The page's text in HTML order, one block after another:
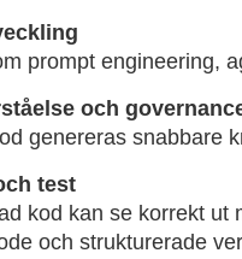
prompt engineering,
och
genereras snabbare
test
kod kan se korrekt ut
och strukturerade